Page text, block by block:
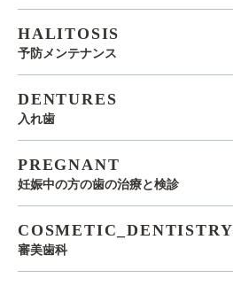
HALITOSIS
予防メンテナンス
DENTURES
入れ歯
PREGNANT
妊娠中の方の歯の治療と検診
COSMETIC_DENTISTRY
審美歯科